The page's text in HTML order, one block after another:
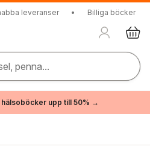
leveranser • Billiga böcker
penna...
hälsoböcker upp till 50% →